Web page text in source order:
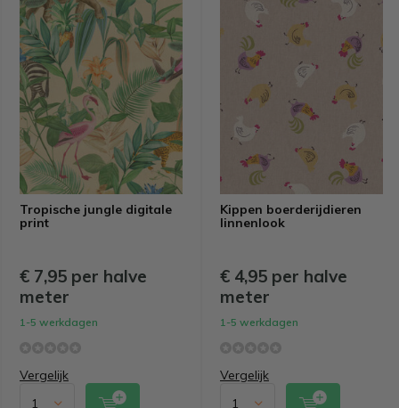
Tropische jungle digitale
print
€ 7,95 per halve
meter
1-5 werkdagen
Vergelijk
Kippen boerderijdieren
linnenlook
€ 4,95 per halve
meter
1-5 werkdagen
Vergelijk